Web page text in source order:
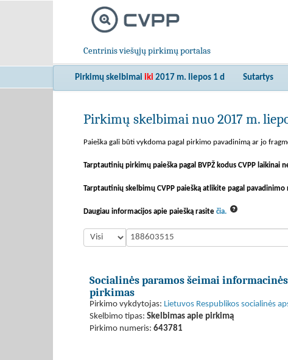
Centrinis viešųjų pirkimų portalas
Pirkimų skelbimai iki 2017 m. liepos 1 d Sutartys
Pirkimų skelbimai nuo 2017 m.
Paieška gali būti vykdoma pagal pirkimo pavadinimą ar jo
Tarptautinių pirkimų paieška pagal BVPŽ kodus CVPP
Tarptautinių skelbimų CVPP paiešką atlikite pagal pavadinimo
Daugiau informacijos apie paiešką rasite čia.
Socialinės paramos šeimai
pirkimas
Pirkimo vykdytojas: Lietuvos Respublikos socialinės
Skelbimo tipas: Skelbimas apie pirkimą
Pirkimo numeris: 643781